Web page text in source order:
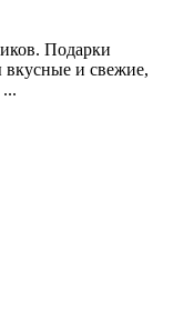
Подарки
и свежие,